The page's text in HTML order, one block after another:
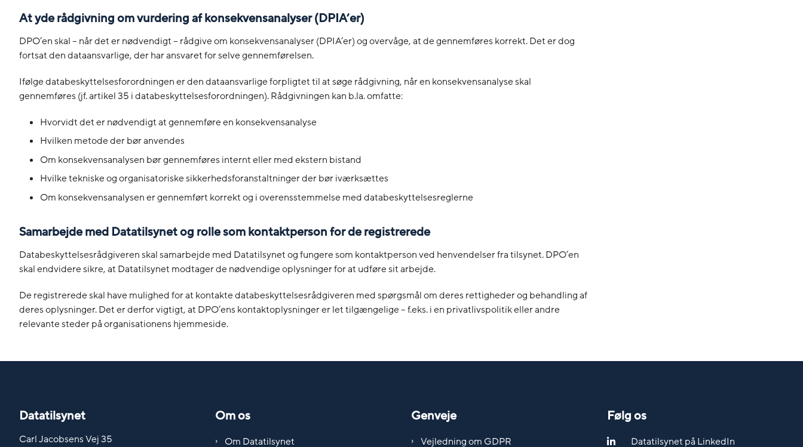
At yde rådgivning om vurdering af konsekvensanalyser (DPIA’er)
DPO’en skal – når det er nødvendigt – rådgive om konsekvensanalyser (DPIA’er) og overvåge, at de gennemføres korrekt. Det er dog
fortsat den dataansvarlige, der har ansvaret for selve gennemførelsen.
Ifølge databeskyttelsesforordningen er den dataansvarlige forpligtet til at søge rådgivning, når en konsekvensanalyse skal
gennemføres (jf. artikel 35 i databeskyttelsesforordningen). Rådgivningen kan b.la. omfatte:
Hvorvidt det er nødvendigt at gennemføre en konsekvensanalyse
Hvilken metode der bør anvendes
Om konsekvensanalysen bør gennemføres internt eller med ekstern bistand
Hvilke tekniske og organisatoriske sikkerhedsforanstaltninger der bør iværksættes
Om konsekvensanalysen er gennemført korrekt og i overensstemmelse med databeskyttelsesreglerne
Samarbejde med Datatilsynet og rolle som kontaktperson for de registrerede
Databeskyttelsesrådgiveren skal samarbejde med Datatilsynet og fungere som kontaktperson ved henvendelser fra tilsynet. DPO’en
skal endvidere sikre, at Datatilsynet modtager de nødvendige oplysninger for at udføre sit arbejde.
De registrerede skal have mulighed for at kontakte databeskyttelsesrådgiveren med spørgsmål om deres rettigheder og behandling af
deres oplysninger. Det er derfor vigtigt, at DPO’ens kontaktoplysninger er let tilgængelige – f.eks. i en privatlivspolitik eller andre
relevante steder på organisationens hjemmeside.
Datatilsynet
Carl Jacobsens Vej 35
Om os
Om Datatilsynet
Genveje
Vejledning om GDPR
Følg os
Datatilsynet på LinkedIn